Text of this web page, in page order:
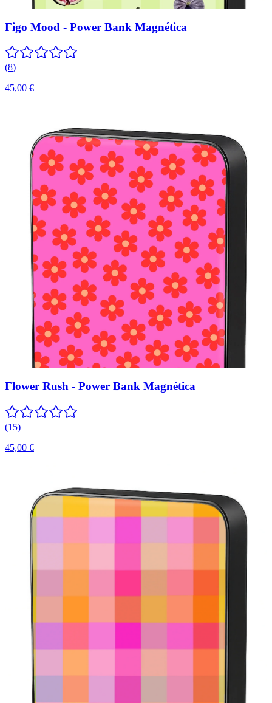
Figo Mood - Power Bank Magnética
(8)
45,00 €
Flower Rush - Power Bank Magnética
(15)
45,00 €